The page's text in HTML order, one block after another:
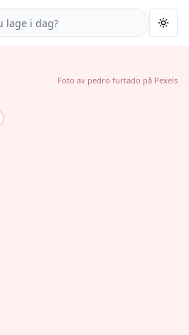
Foto av pedro furtado på Pexels